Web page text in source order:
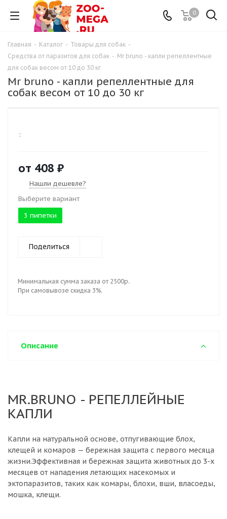
0
Главная - Каталог - Товары для собак -
Средства от паразитов для собак - Mr bruno - капли репеллентные
для собак весом от 10 до 30 кг
Mr bruno - капли репеллентные для
собак весом от 10 до 30 кг
:
от 408 ₽
Нашли дешевле?
Выберите вариант
3 пипетки
Поделиться
Минимальная сумма заказа от 2500р.
При самовывозе скидка 3%.
Описание
MR.BRUNO - РЕПЕЛЛЕЙНЫЕ
КАПЛИ
Капли на натуральной основе, отпугивающие блох,
клещей и комаров — бережная защита с первого месяца
жизни.Эффективная и бережная защита животных до 3-х
месяцев от нападения летающих насекомых и
эктопаразитов, таких как комары, блохи, вши, власоеды,
мошка, клещи.